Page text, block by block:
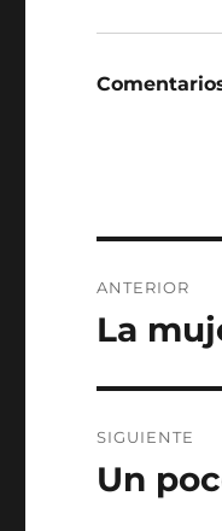
de
ANTERIOR
Entrada
La
SIGUIENTE
Entrada
Un